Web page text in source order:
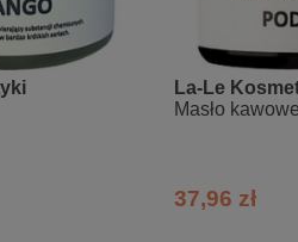
La-Le
Masło
37,96 zł